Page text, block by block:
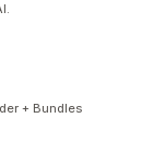
+ Bundles